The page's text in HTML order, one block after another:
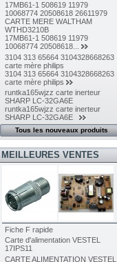
17MB61-1 508619 11979
10068774 20508618 26611979
CARTE MERE WALTHAM
WTHD3210B
17MB61-1 508619 11979
10068774 20508618...
3104 313 65664 3104328668263
carte mère philips
3104 313 65664 3104328668263
carte mère philips
runtka165wjzz carte inerteur
SHARP LC-32GA6E
runtka165wjzz carte inerteur
SHARP LC-32GA6E
Tous les nouveaux produits
MEILLEURES VENTES
Fiche F rapide
Carte d'alimentation VESTEL
17IPS11
CARTE ALIMENTATION VESTEL